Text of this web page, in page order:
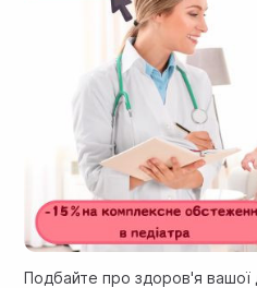
Подбайте про здоров'я вашої